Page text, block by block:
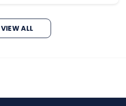
VIEW ALL